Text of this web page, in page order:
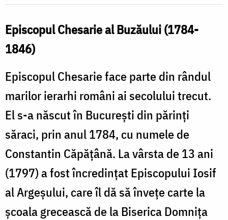
Episcopul Chesarie al Buzăului (1784-
1846)
Episcopul Chesarie face parte din rândul
marilor ierarhi români ai secolului trecut.
El s-a născut în Bucureşti din părinţi
săraci, prin anul 1784, cu numele de
Constantin Căpăţână. La vârsta de 13 ani
(1797) a fost încredinţat Episcopului Iosif
al Argeşului, care îl dă să înveţe carte la
şcoala grecească de la Biserica Domniţa